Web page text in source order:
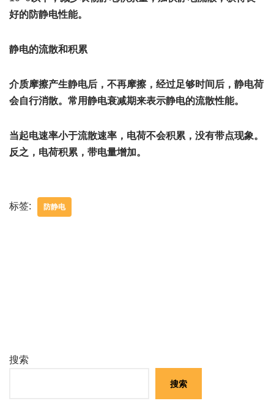
好的防静电性能。
静电的流散和积累
介质摩擦产生静电后，不再摩擦，经过足够时间后，静电荷
会自行消散。常用静电衰减期来表示静电的流散性能。
当起电速率小于流散速率，电荷不会积累，没有带点现象。
反之，电荷积累，带电量增加。
标签: 防静电
搜索
搜索